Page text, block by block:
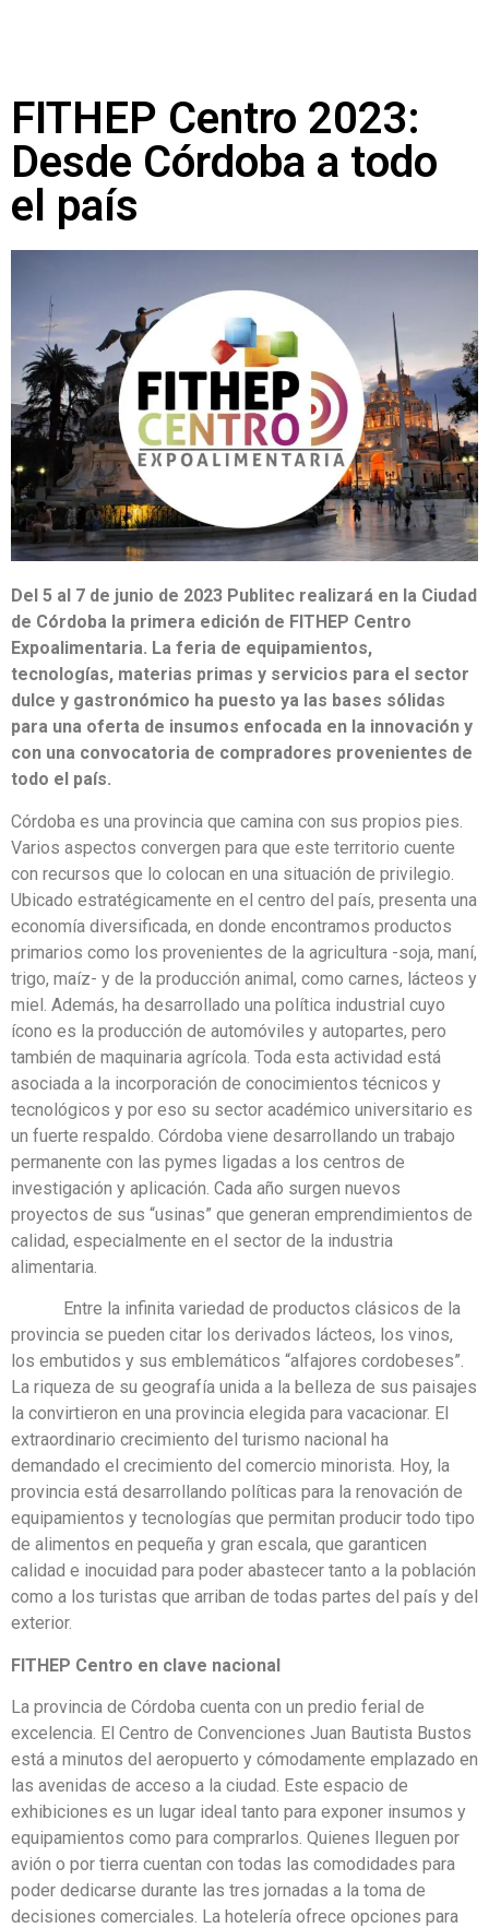
FITHEP Centro 2023:
Desde Córdoba a todo
el país
Del 5 al 7 de junio de 2023 Publitec realizará en la Ciudad
de Córdoba la primera edición de FITHEP Centro
Expoalimentaria. La feria de equipamientos,
tecnologías, materias primas y servicios para el sector
dulce y gastronómico ha puesto ya las bases sólidas
para una oferta de insumos enfocada en la innovación y
con una convocatoria de compradores provenientes de
todo el país.
Córdoba es una provincia que camina con sus propios pies.
Varios aspectos convergen para que este territorio cuente
con recursos que lo colocan en una situación de privilegio.
Ubicado estratégicamente en el centro del país, presenta una
economía diversificada, en donde encontramos productos
primarios como los provenientes de la agricultura -soja, maní,
trigo, maíz- y de la producción animal, como carnes, lácteos y
miel. Además, ha desarrollado una política industrial cuyo
ícono es la producción de automóviles y autopartes, pero
también de maquinaria agrícola. Toda esta actividad está
asociada a la incorporación de conocimientos técnicos y
tecnológicos y por eso su sector académico universitario es
un fuerte respaldo. Córdoba viene desarrollando un trabajo
permanente con las pymes ligadas a los centros de
investigación y aplicación. Cada año surgen nuevos
proyectos de sus “usinas” que generan emprendimientos de
calidad, especialmente en el sector de la industria
alimentaria.
Entre la infinita variedad de productos clásicos de la
provincia se pueden citar los derivados lácteos, los vinos,
los embutidos y sus emblemáticos “alfajores cordobeses”.
La riqueza de su geografía unida a la belleza de sus paisajes
la convirtieron en una provincia elegida para vacacionar. El
extraordinario crecimiento del turismo nacional ha
demandado el crecimiento del comercio minorista. Hoy, la
provincia está desarrollando políticas para la renovación de
equipamientos y tecnologías que permitan producir todo tipo
de alimentos en pequeña y gran escala, que garanticen
calidad e inocuidad para poder abastecer tanto a la población
como a los turistas que arriban de todas partes del país y del
exterior.
FITHEP Centro en clave nacional
La provincia de Córdoba cuenta con un predio ferial de
excelencia. El Centro de Convenciones Juan Bautista Bustos
está a minutos del aeropuerto y cómodamente emplazado en
las avenidas de acceso a la ciudad. Este espacio de
exhibiciones es un lugar ideal tanto para exponer insumos y
equipamientos como para comprarlos. Quienes lleguen por
avión o por tierra cuentan con todas las comodidades para
poder dedicarse durante las tres jornadas a la toma de
decisiones comerciales. La hotelería ofrece opciones para